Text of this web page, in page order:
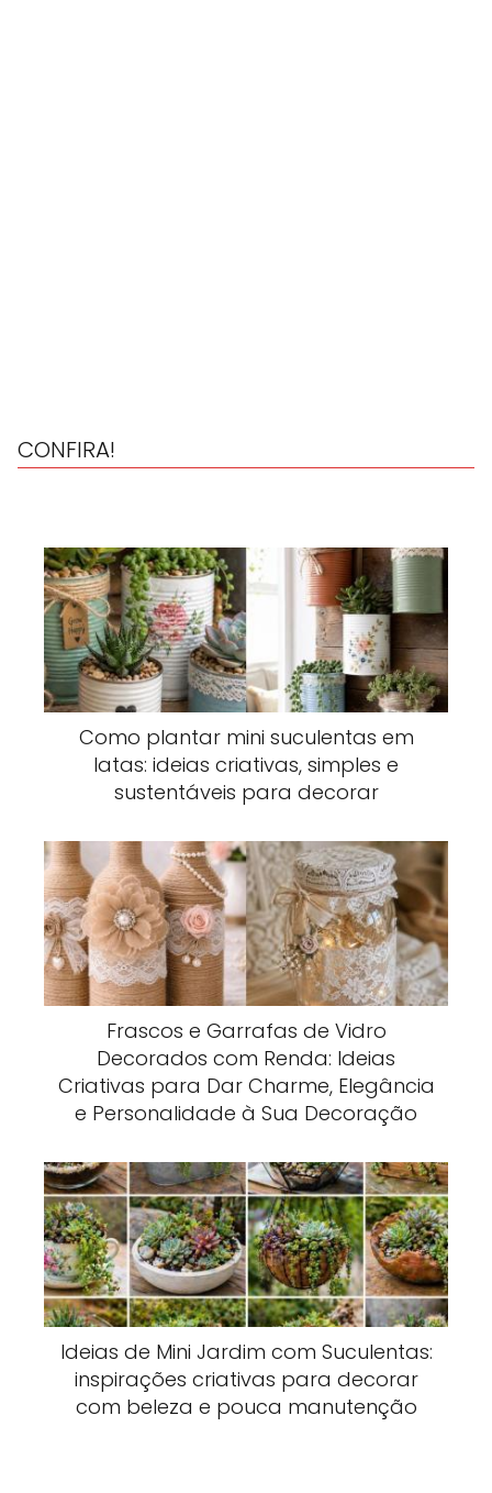
CONFIRA!
Como plantar mini suculentas em
latas: ideias criativas, simples e
sustentáveis para decorar
Frascos e Garrafas de Vidro
Decorados com Renda: Ideias
Criativas para Dar Charme, Elegância
e Personalidade à Sua Decoração
Ideias de Mini Jardim com Suculentas:
inspirações criativas para decorar
com beleza e pouca manutenção